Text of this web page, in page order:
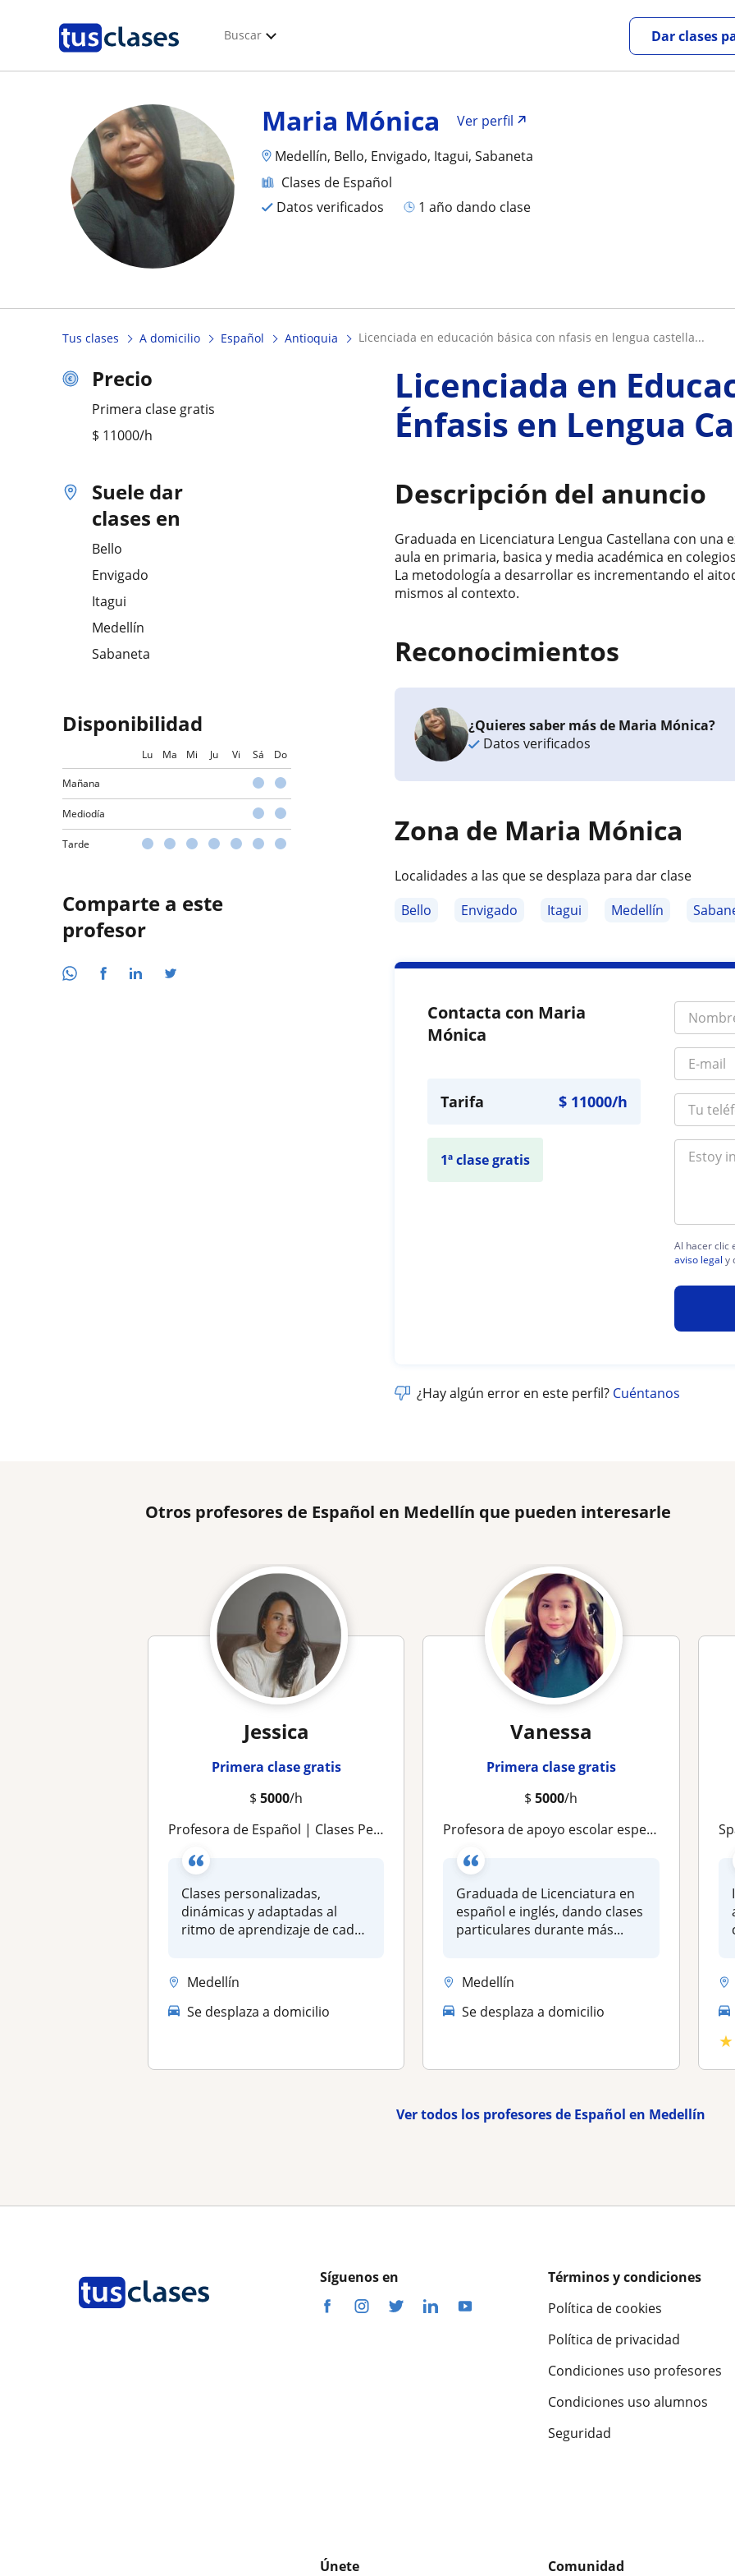
Buscar Dar clases
Maria Mónica
Ver perfil
Medellín, Bello, Envigado, Itagui, Sabaneta
Clases de Español
Datos verificados
1 año dando clase
Tus clases A domicilio Español Antioquia licenciada en educación básica con nfasis en lengua castella...
Precio
Primera clase gratis
$ 11000/h
Suele dar
clases en
Bello
Envigado
Itagui
Medellín
Sabaneta
Disponibilidad
Lu Ma Mi Ju Vi Sá Do
Mañana
Mediodía
Tarde
Comparte a este
profesor
Licenciada en
Énfasis en Lengua
Descripción del anuncio
Graduada en Licenciatura Lengua Castellana con
aula en primaria, basica y media académica en
La metodología a desarrollar es incrementando el
mismos al contexto.
Reconocimientos
¿Quieres saber más de Maria Mónica?
Datos verificados
Zona de Maria Mónica
Localidades a las que se desplaza para dar clase
Bello
Envigado Itagui Medellín
Contacta con Maria
Mónica
Tarifa $ 11000/h
1ª clase gratis
Al hacer clic
aviso legal y
¿Hay algún error en este perfil? Cuéntanos
Otros profesores de Español en Medellín que pueden interesarle
Jessica
Primera clase gratis
$5000/h
Profesora de Español | Clases Personalizadas y Dinámicas Online
Clases personalizadas,
dinámicas y adaptadas al
ritmo de aprendizaje de cada
Medellín
Se desplaza a domicilio
Vanessa
Primera clase gratis
$5000/h
Profesora de apoyo escolar especializada en clases para niños de forma presencial, remoto o virtual
Graduada de Licenciatura en
español e inglés, dando clases
particulares durante más...
Medellín
Se desplaza a domicilio
★
Ver todos los profesores de Español en Medellín
Síguenos en
Términos y condiciones
Política de cookies
Política de privacidad
Condiciones uso profesores
Condiciones uso alumnos
Seguridad
Únete Comunidad